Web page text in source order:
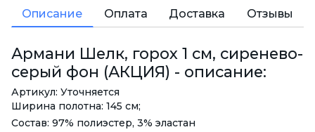
Описание Оплата Доставка Отзывы
Армани Шелк, горох 1 см, сиренево-
серый фон (АКЦИЯ) - описание:
Артикул: Уточняется
Ширина полотна: 145 см;
Состав: 97% полиэстер, 3% эластан